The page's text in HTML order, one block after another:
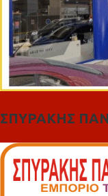
ΣΠΥΡΑΚΗΣ